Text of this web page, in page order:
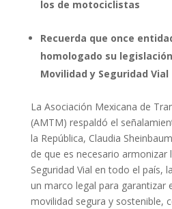
los de motociclistas
Recuerda que once
homologado su
Movilidad y Seguridad Vial
La Asociación Mexicana de
(AMTM) respaldó el
la República, Claudia
de que es necesario armonizar
Seguridad Vial en todo el país,
un marco legal para garantizar
movilidad segura y sostenible,